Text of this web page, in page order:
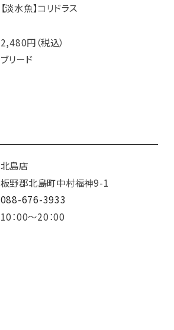
【淡水魚】コリドラス
2,480円（税込）
ブリード
北島店
板野郡北島町中村福神9-1
088-676-3933
10：00～20：00